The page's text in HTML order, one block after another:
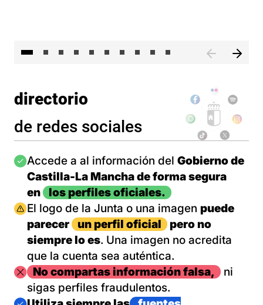
directorio
de redes sociales
Imagen
Accede a al información del Gobierno de
Castilla-La Mancha de forma segura
en
los perfiles oficiales.
Imagen
El logo de la Junta o una imagen puede
parecer
un perfil oficial
pero no
siempre lo es. Una imagen no acredita
que la cuenta sea auténtica.
ImagenNo compartas información falsa,
ni
sigas perfiles fraudulentos.
Imagen